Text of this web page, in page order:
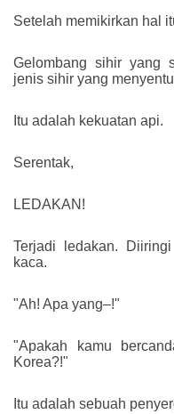
Setelah memikirkan hal
Gelombang sihir yang
jenis sihir yang
Itu adalah kekuatan api.
Serentak,
LEDAKAN!
Terjadi ledakan.
kaca.
"Ah! Apa yang–!"
"Apakah kamu
Korea?!"
Itu adalah sebuah